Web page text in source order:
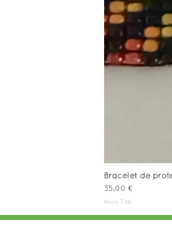
Bracelet de
Prix
35,00 €
Hors TVA